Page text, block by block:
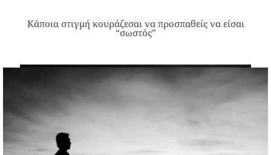
Κάποια στιγμή κουράζεσαι να προσπαθείς να είσαι
“σωστός”